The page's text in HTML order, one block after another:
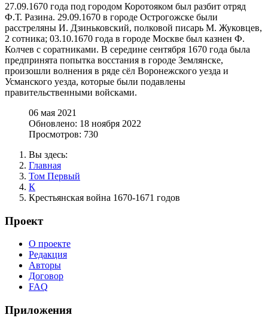
27.09.1670 года под городом Коротояком был разбит отряд
Ф.Т. Разина. 29.09.1670 в городе Острогожске были
расстреляны И. Дзиньковский, полковой писарь М. Жуковцев,
2 сотника; 03.10.1670 года в городе Москве был казнен Ф.
Колчев с соратниками. В середине сентября 1670 года была
предпринята попытка восстания в городе Землянске,
произошли волнения в ряде сёл Воронежского уезда и
Усманского уезда, которые были подавлены
правительственными войсками.
06 мая 2021
Обновлено: 18 ноября 2022
Просмотров: 730
Вы здесь:
Главная
Том Первый
К
Крестьянская война 1670-1671 годов
Проект
О проекте
Редакция
Авторы
Договор
FAQ
Приложения